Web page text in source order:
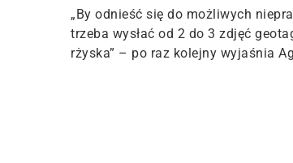
„By odnieść się do możliwych
trzeba wysłać od 2 do 3 zdjęć
rżyska” – po raz kolejny wyjaśnia